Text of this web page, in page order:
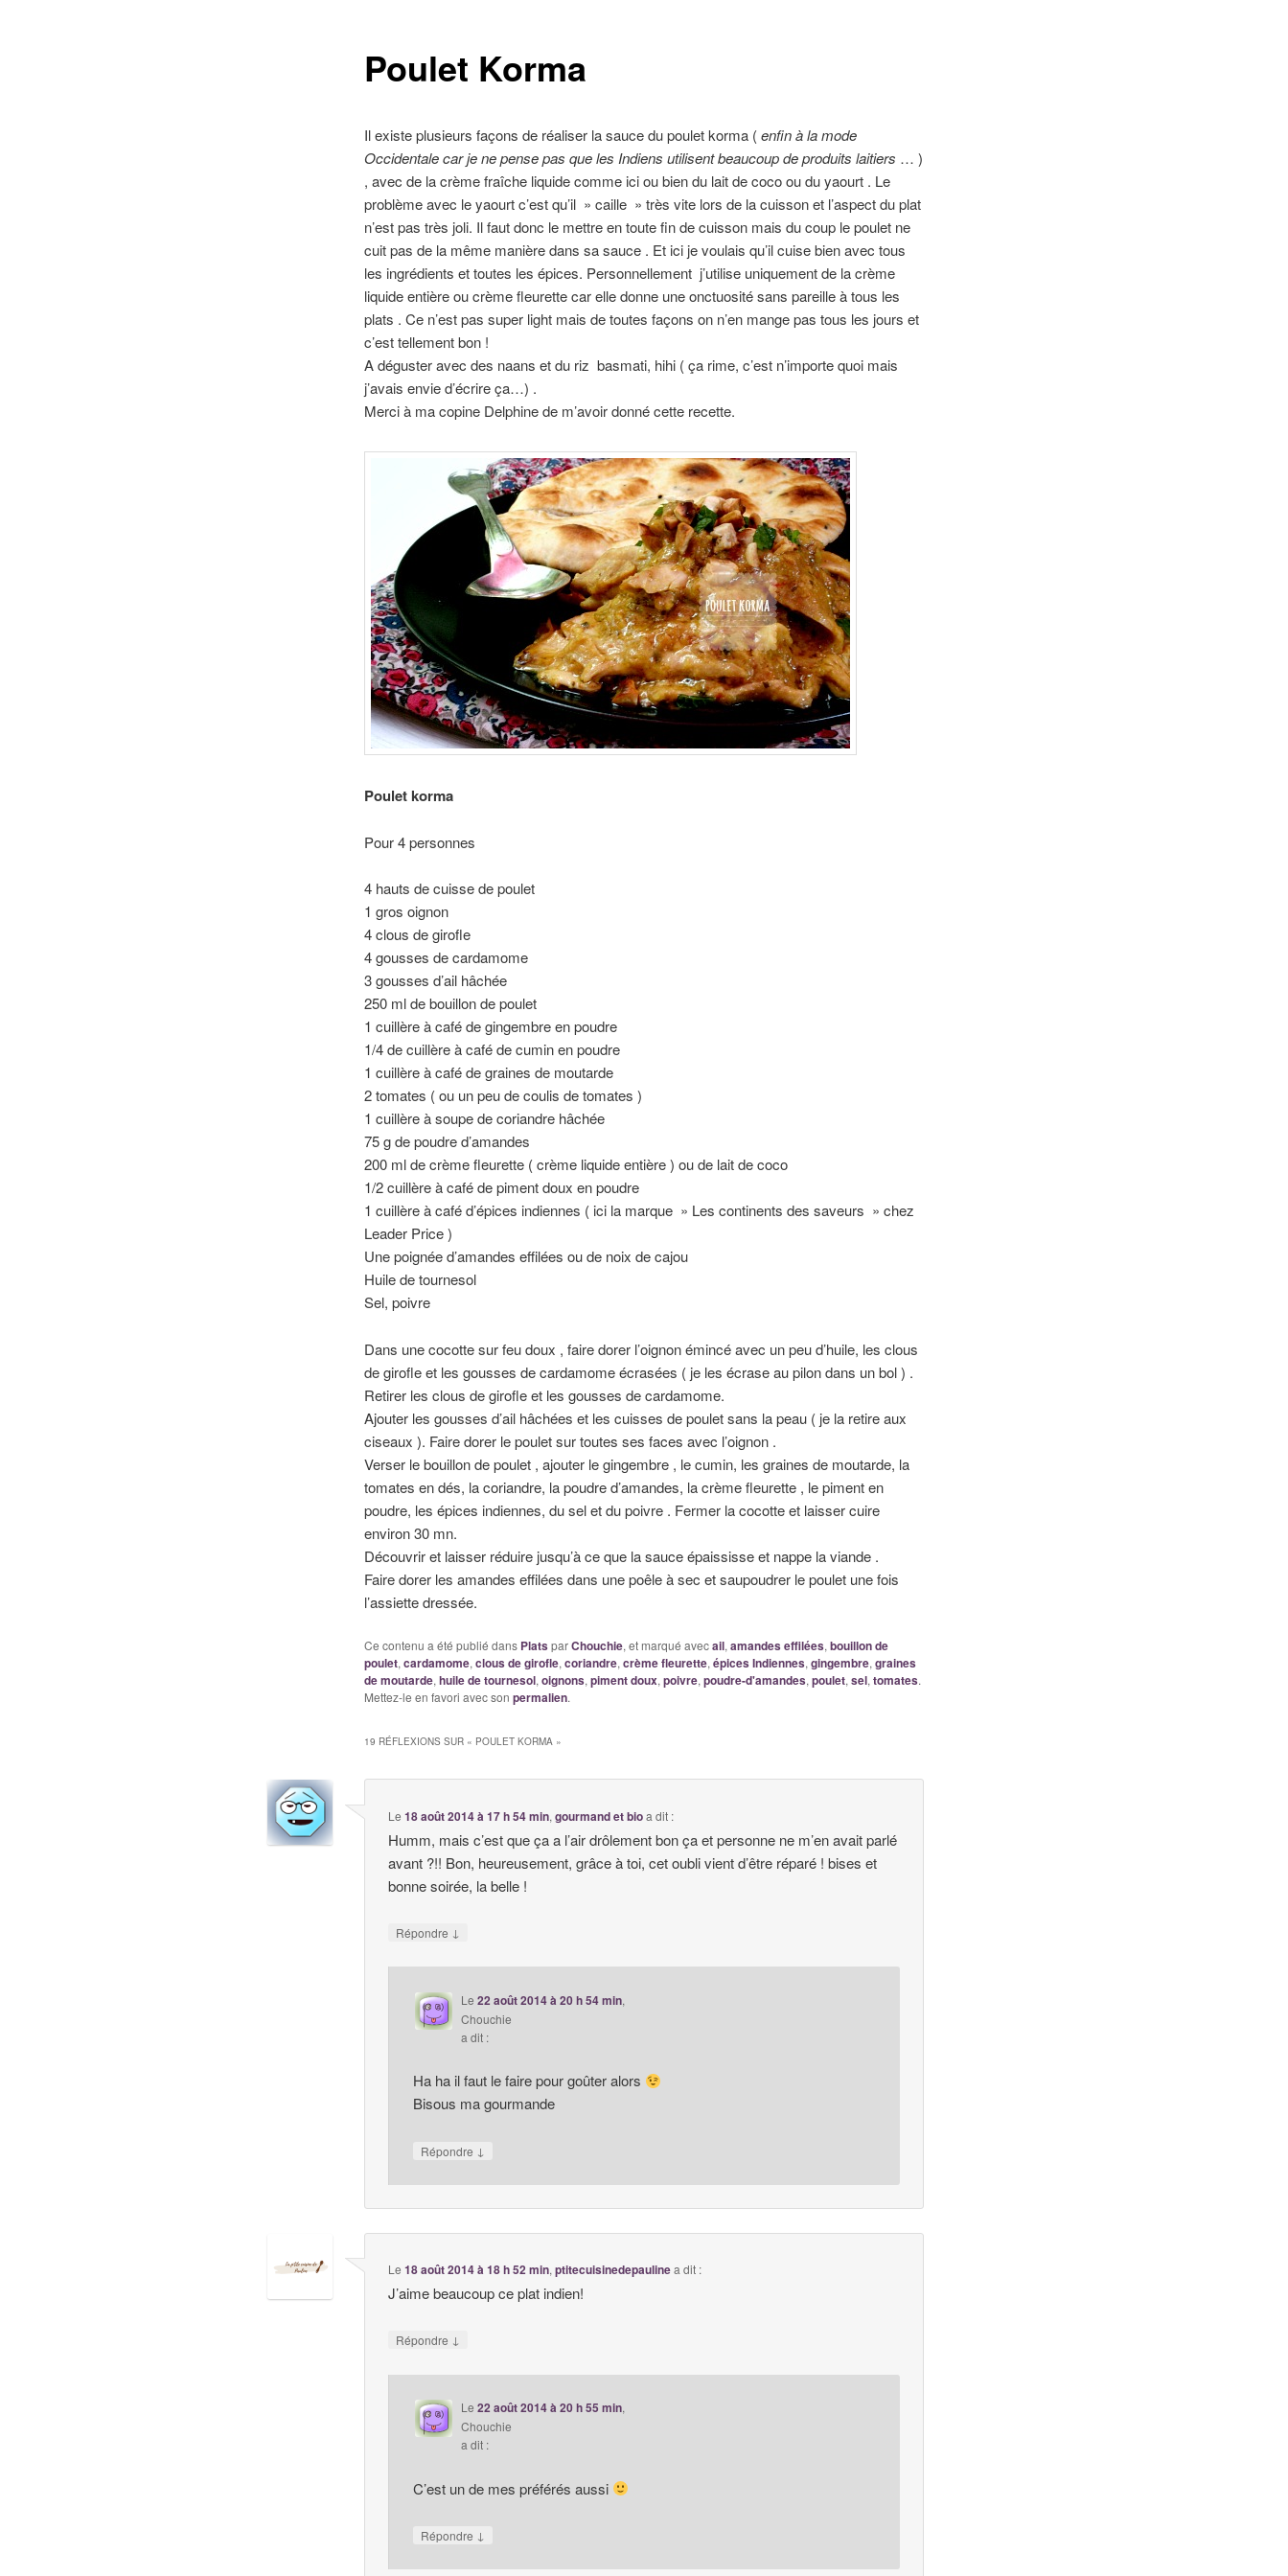
Poulet Korma
Il existe plusieurs façons de réaliser la sauce du poulet korma (enfin à la mode
Occidentale car je ne pense pas que les Indiens utilisent beaucoup de produits laitiers … )
, avec de la crème fraîche liquide comme ici ou bien du lait de coco ou du yaourt . Le
problème avec le yaourt c’est qu’il » caille » très vite lors de la cuisson et l’aspect du plat
n’est pas très joli. Il faut donc le mettre en toute fin de cuisson mais du coup le poulet ne
cuit pas de la même manière dans sa sauce . Et ici je voulais qu’il cuise bien avec tous
les ingrédients et toutes les épices. Personnellement j’utilise uniquement de la crème
liquide entière ou crème fleurette car elle donne une onctuosité sans pareille à tous les
plats . Ce n’est pas super light mais de toutes façons on n’en mange pas tous les jours et
c’est tellement bon !
A déguster avec des naans et du riz basmati, hihi ( ça rime, c’est n’importe quoi mais
j’avais envie d’écrire ça…) .
Merci à ma copine Delphine de m’avoir donné cette recette.
Poulet korma
Pour 4 personnes
4 hauts de cuisse de poulet
1 gros oignon
4 clous de girofle
4 gousses de cardamome
3 gousses d’ail hâchée
250 ml de bouillon de poulet
1 cuillère à café de gingembre en poudre
1/4 de cuillère à café de cumin en poudre
1 cuillère à café de graines de moutarde
2 tomates ( ou un peu de coulis de tomates )
1 cuillère à soupe de coriandre hâchée
75 g de poudre d’amandes
200 ml de crème fleurette ( crème liquide entière ) ou de lait de coco
1/2 cuillère à café de piment doux en poudre
1 cuillère à café d’épices indiennes ( ici la marque » Les continents des saveurs » chez
Leader Price )
Une poignée d’amandes effilées ou de noix de cajou
Huile de tournesol
Sel, poivre
Dans une cocotte sur feu doux , faire dorer l’oignon émincé avec un peu d’huile, les clous
de girofle et les gousses de cardamome écrasées ( je les écrase au pilon dans un bol ) .
Retirer les clous de girofle et les gousses de cardamome.
Ajouter les gousses d’ail hâchées et les cuisses de poulet sans la peau ( je la retire aux
ciseaux ). Faire dorer le poulet sur toutes ses faces avec l’oignon .
Verser le bouillon de poulet , ajouter le gingembre , le cumin, les graines de moutarde, la
tomates en dés, la coriandre, la poudre d’amandes, la crème fleurette , le piment en
poudre, les épices indiennes, du sel et du poivre . Fermer la cocotte et laisser cuire
environ 30 mn.
Découvrir et laisser réduire jusqu’à ce que la sauce épaississe et nappe la viande .
Faire dorer les amandes effilées dans une poêle à sec et saupoudrer le poulet une fois
l’assiette dressée.
Ce contenu a été publié dans PlatsparChouchie, et marqué avecail, amandes effilées, bouillon de
poulet, cardamome, clous de girofle, coriandre, crème fleurette, épices Indiennes, gingembre, graines
de moutarde, huile de tournesol, oignons, piment doux, poivre, poudre-d'amandes, poulet, sel, tomates.
Mettez-le en favori avec son permalien.
19 RÉFLEXIONS SUR « POULET KORMA»
Le18 août 2014 à 17 h 54 min,gourmand et bioa dit :
Humm, mais c’est que ça a l’air drôlement bon ça et personne ne m’en avait parlé
avant ?!! Bon, heureusement, grâce à toi, cet oubli vient d’être réparé ! bises et
bonne soirée, la belle !
Répondre ↓
Le 22 août 2014 à 20 h 54 min,
Chouchie
a dit :
Ha ha il faut le faire pour goûter alors
Bisous ma gourmande
Répondre ↓
Le18 août 2014 à 18 h 52 min,ptitecuisinedepaulinea dit :
J’aime beaucoup ce plat indien!
Répondre ↓
Le 22 août 2014 à 20 h 55 min,
Chouchie
a dit :
C’est un de mes préférés aussi
Répondre ↓